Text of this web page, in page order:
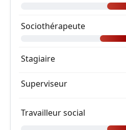
Sociothérapeute
Stagiaire
Superviseur
Travailleur social